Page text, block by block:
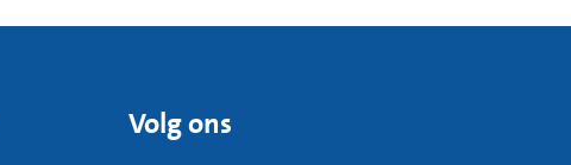
Volg ons